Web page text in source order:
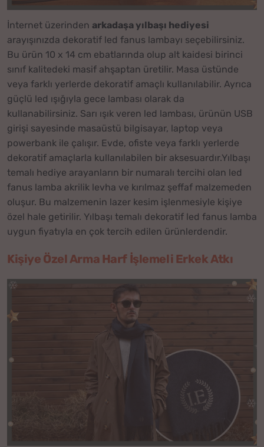
İnternet üzerinden arkadaşa yılbaşı hediyesi
arayışınızda dekoratif led fanus lambayı seçebilirsiniz.
Bu ürün 10 x 14 cm ebatlarında olup alt kaidesi birinci
sınıf kalitedeki masif ahşaptan üretilir. Masa üstünde
veya farklı yerlerde dekoratif amaçlı kullanılabilir. Ayrıca
güçlü led ışığıyla gece lambası olarak da
kullanabilirsiniz. Sarı ışık veren led lambası, ürünün USB
girişi sayesinde masaüstü bilgisayar, laptop veya
powerbank ile çalışır. Evde, ofiste veya farklı yerlerde
dekoratif amaçlarla kullanılabilen bir aksesuardır.Yılbaşı
temalı hediye arayanların bir numaralı tercihi olan led
fanus lamba akrilik levha ve kırılmaz şeffaf malzemeden
oluşur. Bu malzemenin lazer kesim işlenmesiyle kişiye
özel hale getirilir. Yılbaşı temalı dekoratif led fanus lamba
uygun fiyatıyla en çok tercih edilen ürünlerdendir.
Kişiye Özel Arma Harf İşlemeli Erkek Atkı